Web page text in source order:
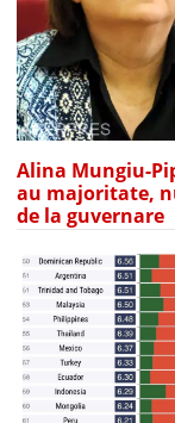
Alina Mungiu-
au majoritate,
de la guvernare